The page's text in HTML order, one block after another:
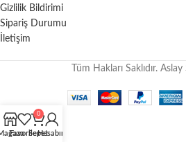
Gizlilik Bildirimi
Sipariş Durumu
İletişim
Tüm Hakları Saklıdır.
Favoriler
0
SepetHesabım